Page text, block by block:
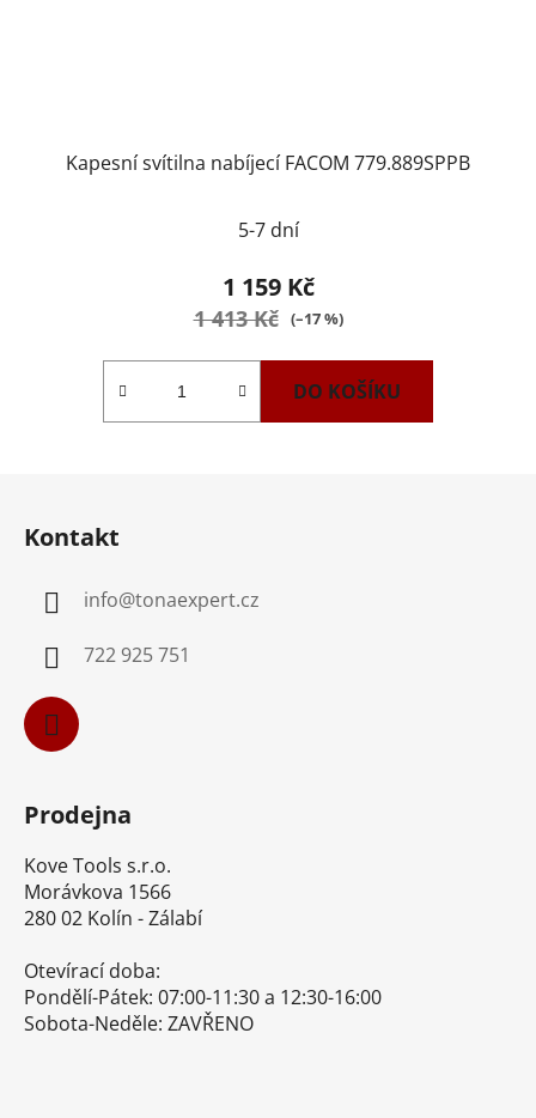
Kapesní svítilna nabíjecí FACOM 779.889SPPB
5-7 dní
1 159 Kč
1 413 Kč (–17 %)
DO KOŠÍKU
Kontakt
info@tonaexpert.cz
722 925 751
Prodejna
Kove Tools s.r.o.
Morávkova 1566
280 02 Kolín - Zálabí
Otevírací doba:
Pondělí-Pátek: 07:00-11:30 a 12:30-16:00
Sobota-Neděle: ZAVŘENO